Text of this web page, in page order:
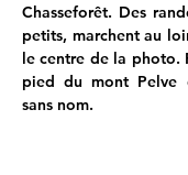
Chasseforêt. Des
petits, marchent au
le centre de la photo.
pied du mont Pelve
sans nom.